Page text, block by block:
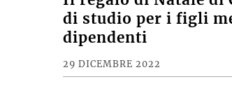
di studio per i figli
dipendenti
29 DICEMBRE 2022